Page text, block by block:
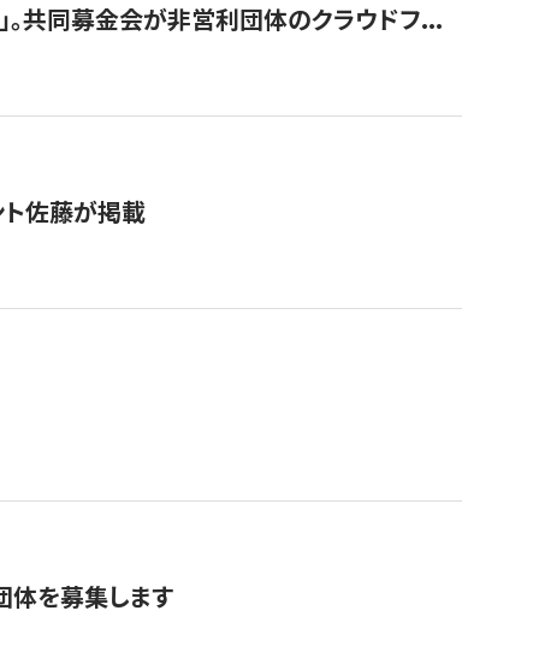
。共同募金会が非営利団体のクラウドフ...
ト佐藤が掲載
体を募集します